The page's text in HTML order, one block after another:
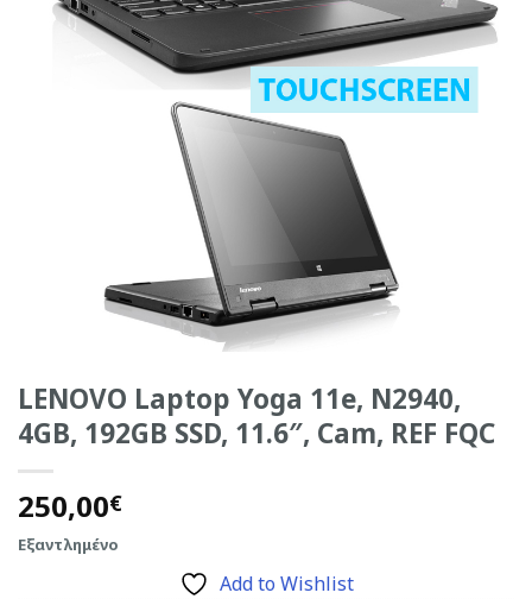
LENOVO Laptop Yoga 11e, N2940,
4GB, 192GB SSD, 11.6″, Cam, REF FQC
250,00€
Εξαντλημένο
Add to Wishlist